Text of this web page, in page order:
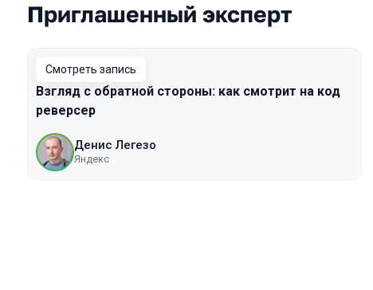
Выступления в сезоне 2022
Приглашенный эксперт
Смотреть запись
Взгляд с обратной стороны: как смотрит на код
реверсер
Денис Легезо
Яндекс